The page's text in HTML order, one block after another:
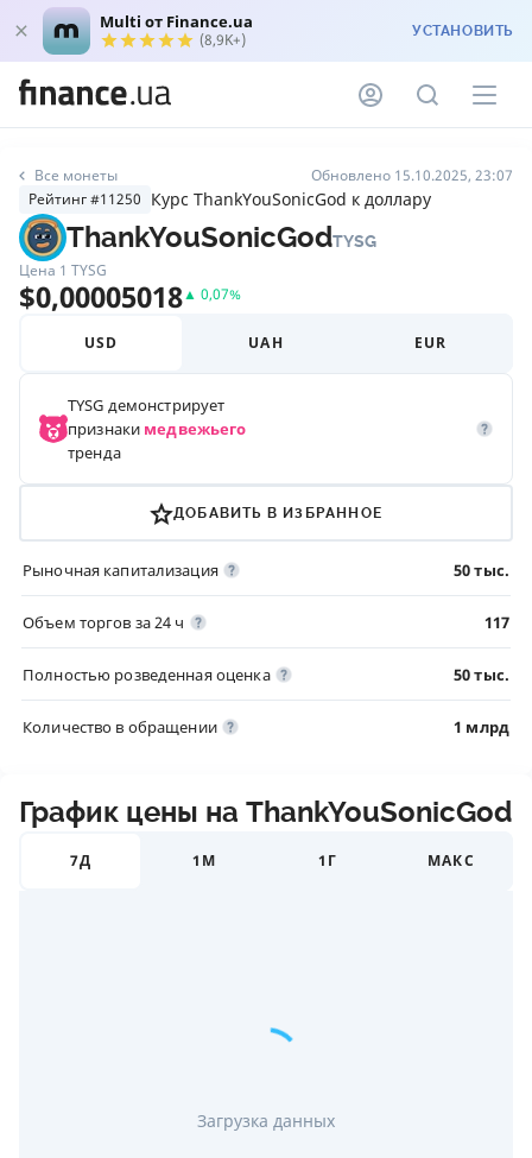
Multi от Finance.ua
(8,9K+) УСТАНОВИТЬ
Все монеты
Обновлено 15.10.2025, 23:07
Рейтинг #11250 Курс ThankYouSonicGod к доллару
ThankYouSonicGodTYSG
Цена 1 TYSG
$0,00005018▲ 0,07%
USD UAH EUR
TYSG демонстрирует
признаки медвежьего
тренда
ДОБАВИТЬ В ИЗБРАННОЕ
Рыночная капитализация 50 тыс.
Объем торгов за 24 ч 117
Полностью розведенная оценка 50 тыс.
Количество в обращении 1 млрд
График цены на ThankYouSonicGod
7Д 1М 1Г МАКС
Загрузка данных